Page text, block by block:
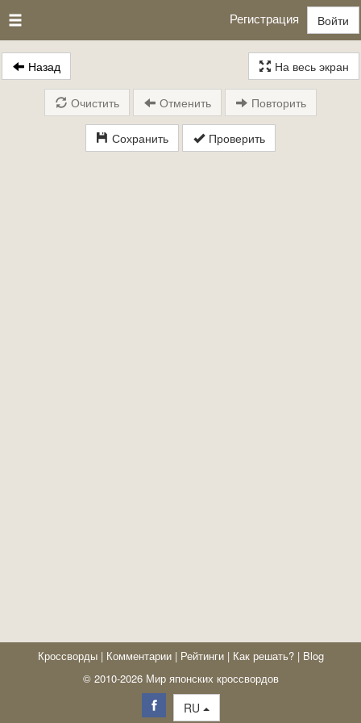
Регистрация Войти
Назад На весь экран
Сохранить Проверить
Очистить Отменить Повторить
Кроссворды | Комментарии | Рейтинги | Как решать? | Blog
© 2010-2026 Мир японских кроссвордов
RU